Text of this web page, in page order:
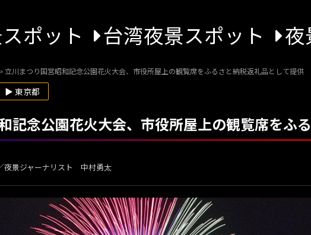
ポット 台湾夜景スポット 夜
> 立川まつり国営昭和記念公園花火大会、市役所屋上の観覧席をふるさと納税返礼品として提供
▶ 東京都
記念公園花火大会、市役所屋上の観覧席をふ
夜景ジャーナリスト 中村勇太